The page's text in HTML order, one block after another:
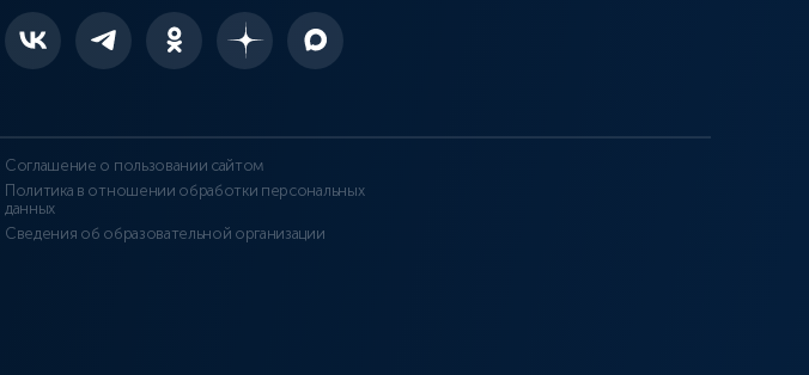
Соглашение о пользовании сайтом
Политика в отношении обработки персональных
данных
Сведения об образовательной организации